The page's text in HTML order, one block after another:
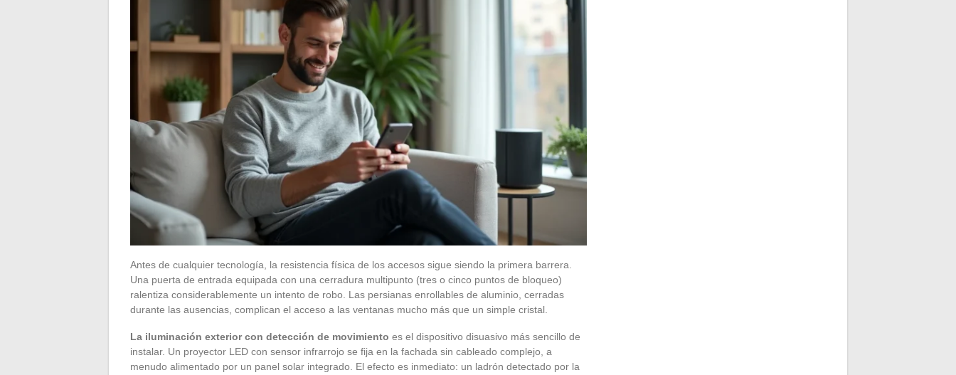
Antes de cualquier tecnología, la resistencia física de los accesos sigue siendo la primera barrera.
Una puerta de entrada equipada con una cerradura multipunto (tres o cinco puntos de bloqueo)
ralentiza considerablemente un intento de robo. Las persianas enrollables de aluminio, cerradas
durante las ausencias, complican el acceso a las ventanas mucho más que un simple cristal.
La iluminación exterior con detección de movimiento es el dispositivo disuasivo más sencillo de
instalar. Un proyector LED con sensor infrarrojo se fija en la fachada sin cableado complejo, a
menudo alimentado por un panel solar integrado. El efecto es inmediato: un ladrón detectado por la